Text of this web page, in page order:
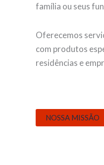
família ou seus
Oferecemos
com produtos
residências e
NOSSA MISSÃO